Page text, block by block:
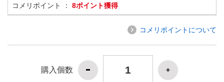
コメリポイント ： 8ポイント獲得
コメリポイントについて
購入個数